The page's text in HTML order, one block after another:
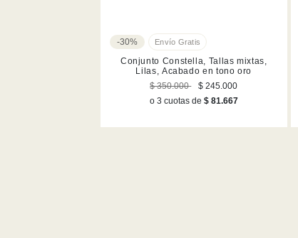
-30%
Conjunto Constella, Tallas mixtas,
Lilas, Acabado en tono oro
$ 350.000
$ 245.000
o 3 cuotas de $ 81.667